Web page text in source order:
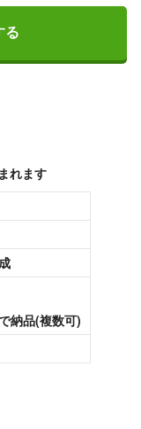
る
れます
納品(複数可)